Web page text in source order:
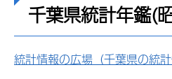
千葉県統計年鑑(
統計情報の広場（千葉県の統